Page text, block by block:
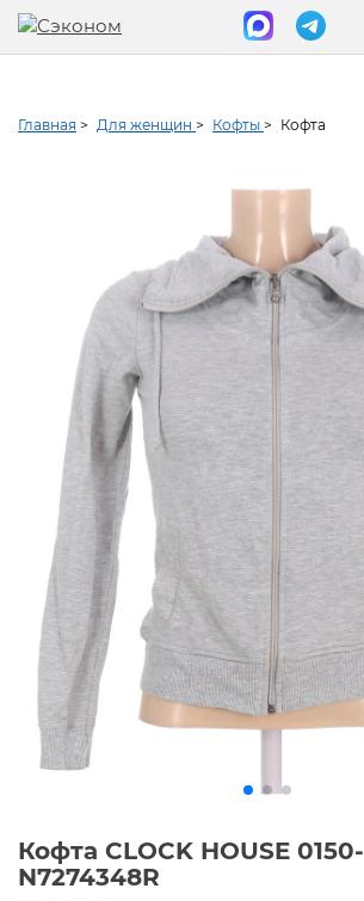
Главная > Для женщин > Кофты > Кофта
Кофта CLOCK HOUSE 0150-
N7274348R